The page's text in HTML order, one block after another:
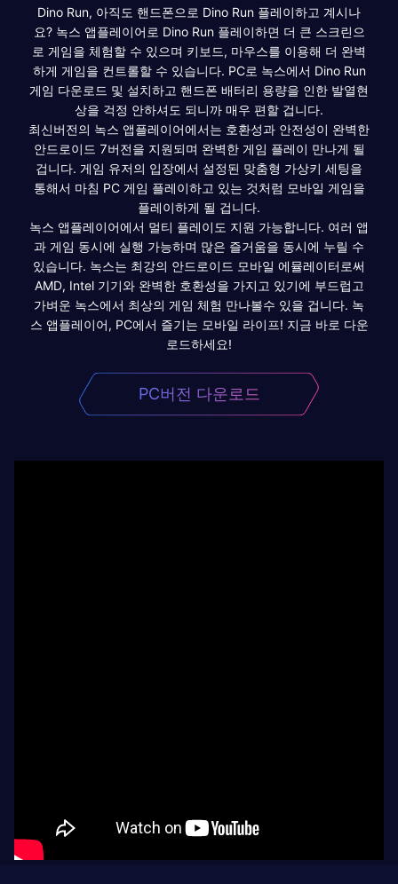
Dino Run, 아직도 핸드폰으로 Dino Run 플레이하고 계시나
요? 녹스 앱플레이어로 Dino Run 플레이하면 더 큰 스크린으
로 게임을 체험할 수 있으며 키보드, 마우스를 이용해 더 완벽
하게 게임을 컨트롤할 수 있습니다. PC로 녹스에서 Dino Run
게임 다운로드 및 설치하고 핸드폰 배터리 용량을 인한 발열현
상을 걱정 안하셔도 되니까 매우 편할 겁니다.
최신버전의 녹스 앱플레이어에서는 호환성과 안전성이 완벽한
안드로이드 7버전을 지원되며 완벽한 게임 플레이 만나게 될
겁니다. 게임 유저의 입장에서 설정된 맞춤형 가상키 세팅을
통해서 마침 PC 게임 플레이하고 있는 것처럼 모바일 게임을
플레이하게 될 겁니다.
녹스 앱플레이어에서 멀티 플레이도 지원 가능합니다. 여러 앱
과 게임 동시에 실행 가능하며 많은 즐거움을 동시에 누릴 수
있습니다. 녹스는 최강의 안드로이드 모바일 에뮬레이터로써
AMD, Intel 기기와 완벽한 호환성을 가지고 있기에 부드럽고
가벼운 녹스에서 최상의 게임 체험 만나볼수 있을 겁니다. 녹
스 앱플레이어, PC에서 즐기는 모바일 라이프! 지금 바로 다운
로드하세요!
PC버전 다운로드